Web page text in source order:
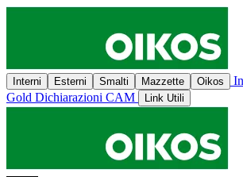
Interni Esterni Smalti Mazzette Oikos
Gold Dichiarazioni CAM Link Utili